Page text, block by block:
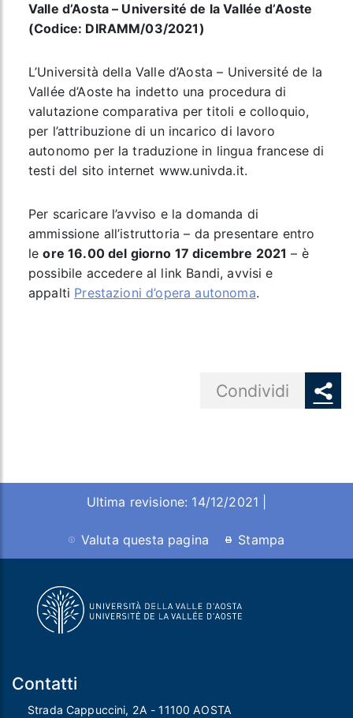
Valle d’Aosta – Université de la Vallée d’Aoste
(Codice: DIRAMM/03/2021)
L’Università della Valle d’Aosta – Université de la
Vallée d’Aoste ha indetto una procedura di
valutazione comparativa per titoli e colloquio,
per l’attribuzione di un incarico di lavoro
autonomo per la traduzione in lingua francese di
testi del sito internet www.univda.it.
Per scaricare l’avviso e la domanda di
ammissione all’istruttoria – da presentare entro
leore 16.00 del giorno 17 dicembre 2021 – è
possibile accedere al link Bandi, avvisi e
appalti Prestazioni d’opera autonoma.
Condividi
Ultima revisione: 14/12/2021 |
Valuta questa pagina Stampa
Contatti
Strada Cappuccini, 2A - 11100 AOSTA